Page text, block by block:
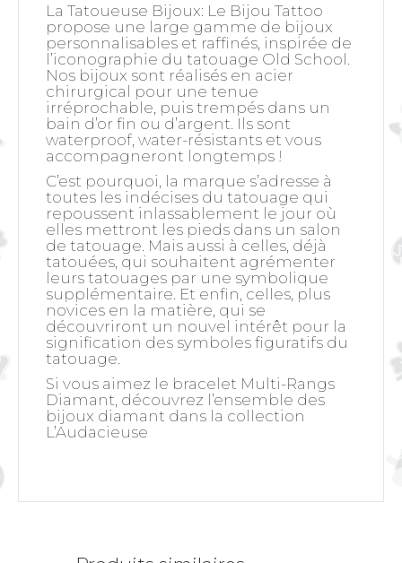
La Tatoueuse Bijoux: Le Bijou Tattoo
propose une large gamme de bijoux
personnalisables et raffinés, inspirée de
l’iconographie du tatouage Old School.
Nos bijoux sont réalisés en acier
chirurgical pour une tenue
irréprochable, puis trempés dans un
bain d’or fin ou d’argent. Ils sont
waterproof, water-résistants et vous
accompagneront longtemps !
C’est pourquoi, la marque s’adresse à
toutes les indécises du tatouage qui
repoussent inlassablement le jour où
elles mettront les pieds dans un salon
de tatouage. Mais aussi à celles, déjà
tatouées, qui souhaitent agrémenter
leurs tatouages par une symbolique
supplémentaire. Et enfin, celles, plus
novices en la matière, qui se
découvriront un nouvel intérêt pour la
signification des symboles figuratifs du
tatouage.
Si vous aimez le bracelet Multi-Rangs
Diamant, découvrez l’ensemble des
bijoux diamant dans la collection
L’Audacieuse